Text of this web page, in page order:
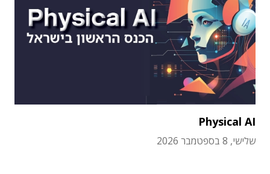
Physical AI
שלישי, 8 בספטמבר 2026